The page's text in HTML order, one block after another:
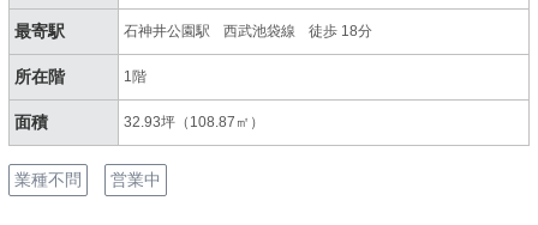
最寄駅 石神井公園駅 西武池袋線 徒歩 18分
所在階 1階
面積 32.93坪（108.87㎡）
業種不問 営業中